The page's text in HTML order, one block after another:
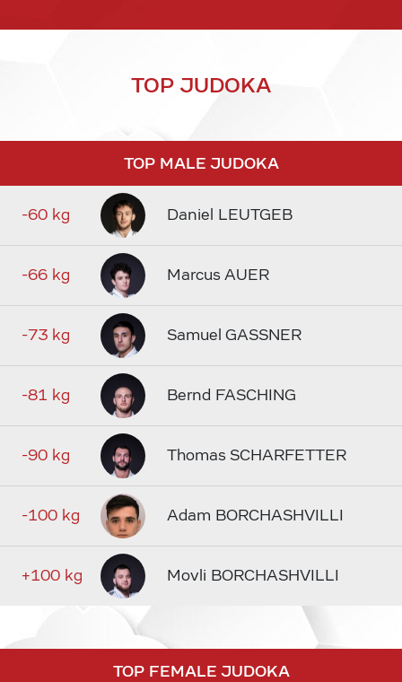
TOP JUDOKA
TOP MALE JUDOKA
-60 kg Daniel LEUTGEB
-66 kg Marcus AUER
-73 kg Samuel GASSNER
-81 kg Bernd FASCHING
-90 kg Thomas SCHARFETTER
-100 kg Adam BORCHASHVILLI
+100 kg Movli BORCHASHVILLI
TOP FEMALE JUDOKA